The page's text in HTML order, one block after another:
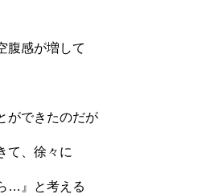
腹感が増して
ができたのだが
て、徐々に
…』と考える